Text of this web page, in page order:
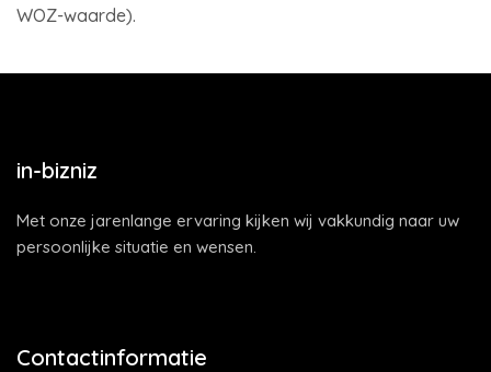
WOZ-waarde).
in-bizniz
Met onze jarenlange ervaring kijken wij vakkundig naar uw
persoonlijke situatie en wensen.
Contactinformatie